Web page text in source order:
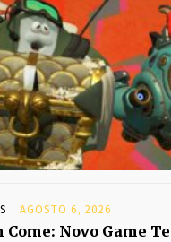
AGOSTO 6, 2026
Come: Novo Game